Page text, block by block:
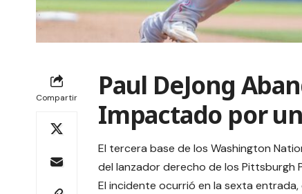
Compartir
Paul DeJong
Impactado por
El tercera base de los Washington
del lanzador derecho de los Pittsburgh
El incidente ocurrió en la sexta